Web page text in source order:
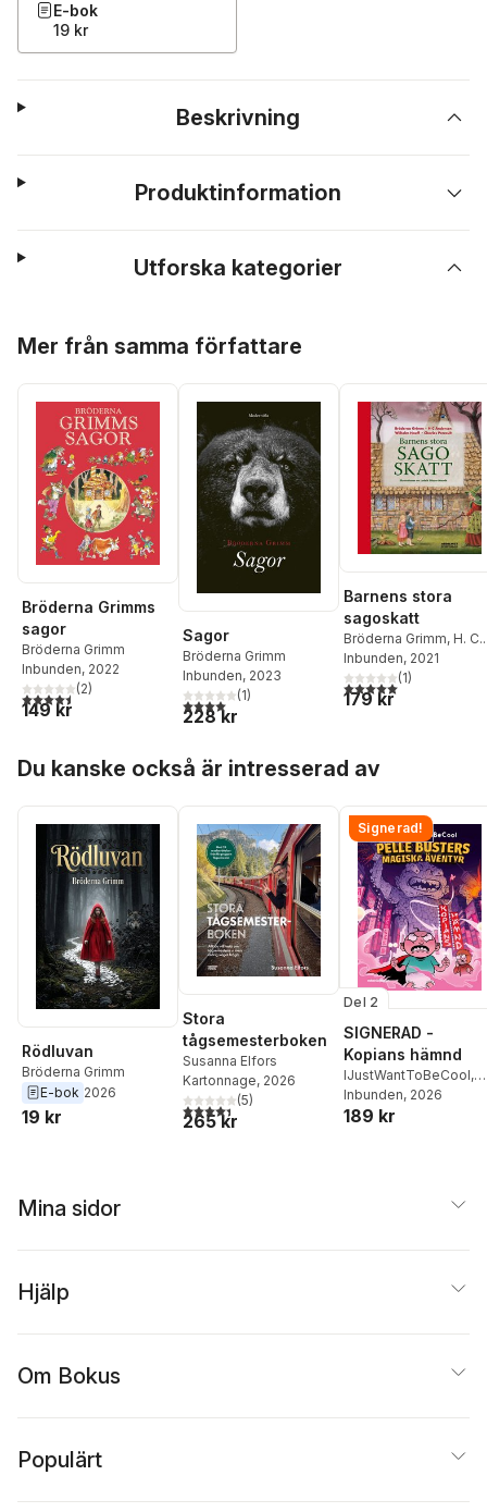
E-bok
19 kr
Beskrivning
Produktinformation
Utforska kategorier
Mer från samma författare
Bröderna Grimms
sagor
Bröderna Grimm
Inbunden, 2022
4,5utav 5 stjärnor. Totalt antal röster:
(2)
149 kr
Sagor
Bröderna Grimm
Inbunden, 2023
4,0utav 5 stjärnor. Totalt antal röster:
(1)
228 kr
Barnens stora
sagoskatt
Bröderna Grimm, H. C.
Andersen,Wilhelm
Hauff,Charles Perrault
Inbunden, 2021
5,0utav 5 stjärnor.
(1)
179 kr
Du kanske också är intresserad av
Rödluvan
Bröderna Grimm
E-bok 2026
19 kr
Stora
tågsemesterboken
Susanna Elfors
Kartonnage, 2026
4,4utav 5 stjärnor. Totalt antal röster:
(5)
265 kr
Signerad!
Del 2
SIGNERAD -
Kopians hämnd
IJustWantToBeCool,
Joel Adolphson
Ejdemo Beer
Inbunden, 2026
189 kr
Mina sidor
Hjälp
Om Bokus
Populärt